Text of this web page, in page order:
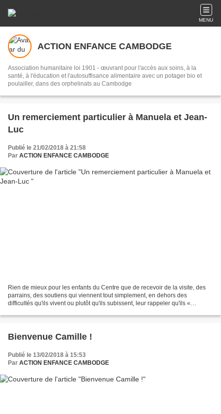
MENU
ACTION ENFANCE CAMBODGE
Association humanitaire loi 1901 - œuvrant pour l'accès aux soins, à la
santé, à l'éducation et l'autosuffisance alimentaire avec un potager bio et
poulailler, dans des orphelinats au Cambodge
Un remerciement particulier à Manuela et Jean-
Luc
Publié le 21/02/2018 à 21:58
Par ACTION ENFANCE CAMBODGE
Rien de mieux pour les enfants du Centre que de recevoir de la visite, des
parrains, des soutiens qui viennent tout simplement, en dehors des
difficultés qu'ils vivent ou plutôt qu'ils subissent, leur rappeler qu'ils «
Bienvenue Camille !
Publié le 13/02/2018 à 15:53
Par ACTION ENFANCE CAMBODGE